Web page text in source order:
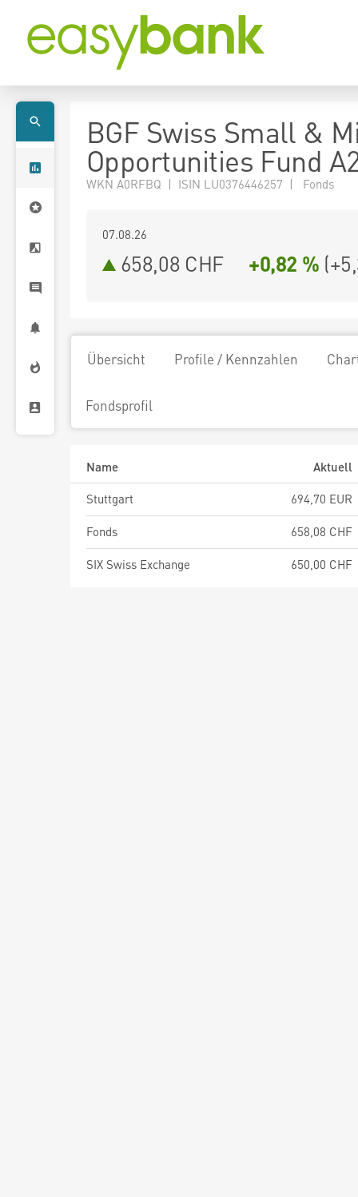
BGF Swiss Small &
Opportunities Fund
WKN A0RFBQ | ISIN LU0376446257 | Fonds
07.08.26
658,08 CHF +0,82 % (
Übersicht Profile / Kennzahlen
Fondsprofil
Name
Aktuell
Stuttgart
694,70 EUR
Fonds 658,08 CHF
SIX Swiss Exchange 650,00 CHF